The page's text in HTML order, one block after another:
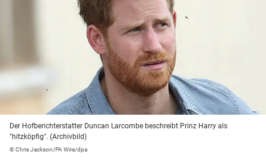
Der Hofberichterstatter Duncan Larcombe beschreibt Prinz Harry als
"hitzköpfig". (Archivbild)
© Chris Jackson/PA Wire/dpa